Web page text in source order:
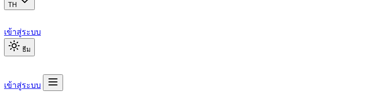
TH
เข้าสู่ระบบ
ธีม
เข้าสู่ระบบ